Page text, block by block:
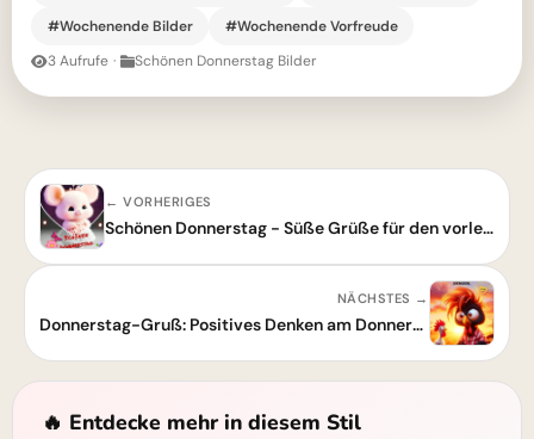
#Wochenende Bilder
#Wochenende Vorfreude
3 Aufrufe · Schönen Donnerstag Bilder
← VORHERIGES
Schönen Donnerstag - Süße Grüße für den vorletzten Tag der Woche
NÄCHSTES →
Donnerstag-Gruß: Positives Denken am Donnerstag
🔥 Entdecke mehr in diesem Stil